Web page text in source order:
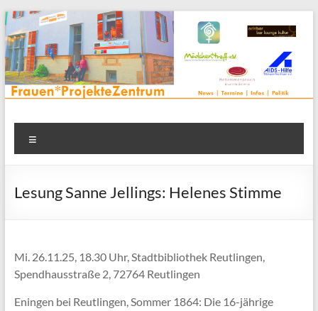
Zum
Inhalt
springen
Frauenprojektehaus wird
FrauenProjekteZentrum
Frauen* | Mädchen* | Projekte | Beratung | Veranstaltungen |
in einem Zentrum | Räume für alle | Projektarbeit | Begegnung
Lesung Sanne Jellings: Helenes Stimme
Mi. 26.11.25, 18.30 Uhr, Stadtbibliothek Reutlingen,
Spendhausstraße 2, 72764 Reutlingen
Eningen bei Reutlingen, Sommer 1864: Die 16-jährige